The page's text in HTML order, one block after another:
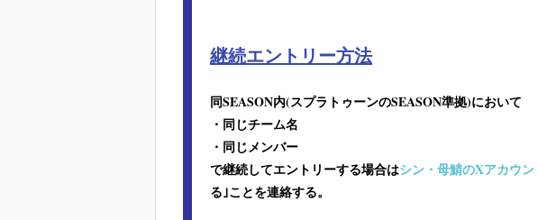
継続エントリー方法
同SEASON内(スプラトゥーンのSEASON準拠)において
・同じチーム名
・同じメンバー
で継続してエントリーする場合はシン・母鯖のXアカウン
る｣ことを連絡する。